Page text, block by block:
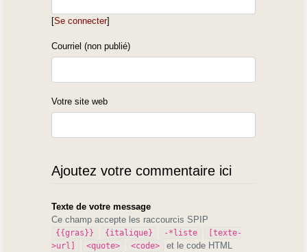
[Se connecter]
Courriel (non publié)
Votre site web
Ajoutez votre commentaire ici
Texte de votre message
Ce champ accepte les raccourcis SPIP
{{gras}} {italique} -*liste
[texte-
>url]
<quote> <code> et le code HTML